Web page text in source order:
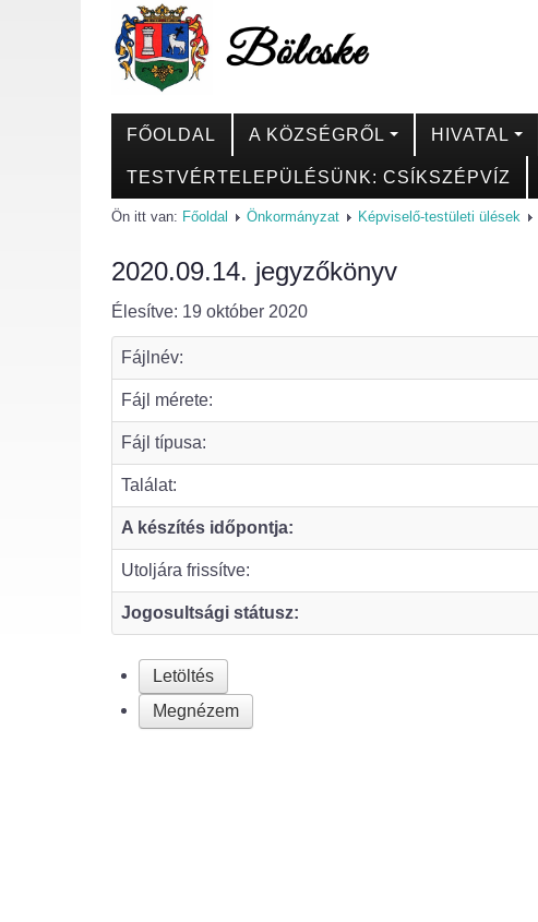
FŐOLDAL A KÖZSÉGRŐL HIVATAL
TESTVÉRTELEPÜLÉSÜNK: CSÍKSZÉPVÍZ
Ön itt van: Főoldal Önkormányzat Képviselő-testületi ülések
2020.09.14. jegyzőkönyv
Élesítve: 19 október 2020
Fájlnév:
Fájl mérete:
Fájl típusa:
Találat:
A készítés időpontja:
Utoljára frissítve:
Jogosultsági státusz:
Letöltés
Megnézem